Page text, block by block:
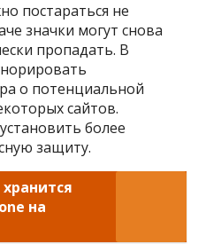
постараться не
значки могут снова
пропадать. В
о потенциальной
сайтов.
более
защиту.
на